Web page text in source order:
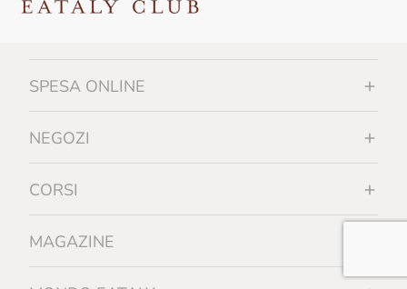
SPESA ONLINE
NEGOZI
CORSI
MAGAZINE